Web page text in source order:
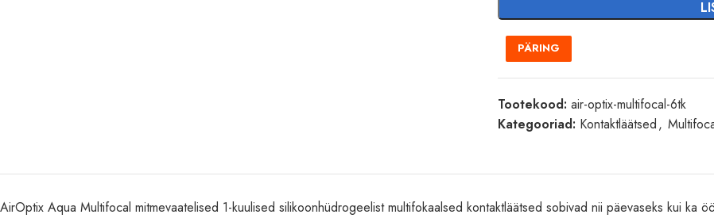
PÄRING
Tootekood: air-optix-multifocal-6tk
Kategooriad: Kontaktläätsed,
AirOptix Aqua Multifocal mitmevaatelised 1-kuulised silikoonhüdrogeelist multifokaalsed kontaktläätsed sobivad nii päevaseks kui ka